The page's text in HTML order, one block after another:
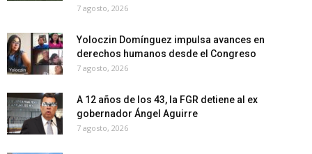
7 agosto, 2026
Yoloczin Domínguez impulsa avances en
derechos humanos desde el Congreso
7 agosto, 2026
A 12 años de los 43, la FGR detiene al ex
gobernador Ángel Aguirre
7 agosto, 2026